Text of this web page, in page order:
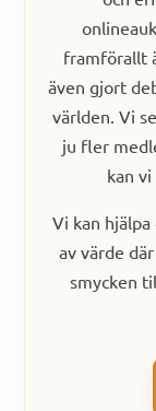
framförallt
även gjort
världen. Vi
ju fler
kan
Vi kan
av värde
smycken